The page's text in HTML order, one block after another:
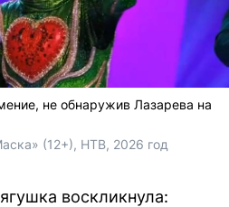
не обнаружив Лазарева на
(12+), НТВ, 2026 год
воскликнула: